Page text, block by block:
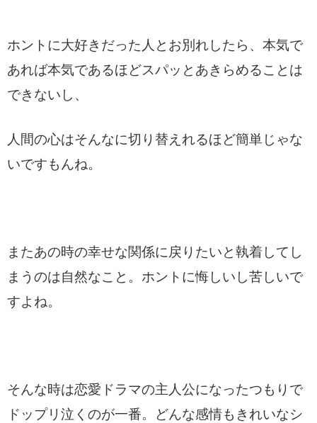
ホントに大好きだった人とお別れしたら、本気で
あれば本気であるほどスパッとあきらめることは
できないし、
人間の心はそんなに切り替えれるほど簡単じゃな
いですもんね。
またあの時の幸せな関係に戻りたいと執着してし
まうのは自然なこと。ホントに悔しいし苦しいで
すよね。
そんな時は恋愛ドラマの主人公になったつもりで
ドップリ泣くのが一番。どんな感情もきれいなシ